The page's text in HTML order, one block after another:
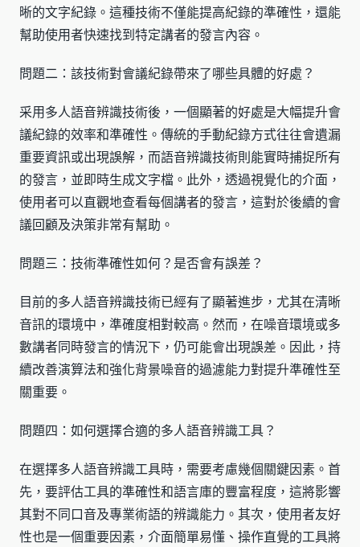
晰的文字紀錄。這種技術不僅能提高紀錄的準確性，還能
幫助使用者快速找到特定講者的發言內容。
問題二：該技術對會議紀錄帶來了哪些具體的好處？
采用多人語音辨識技術後，一個顯著的好處是大幅提升會
議紀錄的效率和準確性。傳統的手動紀錄方式往往會遺漏
重要資訊或出現誤解，而語音辨識技術則能實時捕捉所有
的發言，並即時生成文字檔。此外，透過視覺化的介面，
使用者可以直觀地查看每個講者的發言，這對於後續的會
議回顧及決策非常有幫助。
問題三：技術準確性如何？是否會有誤差？
目前的多人語音辨識技術已經有了顯著進步，尤其在清晰
音訊的環境中，準確度相對較高。然而，在噪音環境或多
數講者同時發言的情況下，仍可能會出現誤差。因此，持
續改善演算法和強化背景噪音的過濾能力對提升準確性至
關重要。
問題四：如何選擇合適的多人語音辨識工具？
在選擇多人語音辨識工具時，需要考慮幾個關鍵因素。首
先，要評估工具的準確性和語言庫的豐富程度，這將影響
其對不同口音及專業術語的辨識能力。其次，使用者友好
性也是一個重要因素，介面簡單易懂、操作直覺的工具將